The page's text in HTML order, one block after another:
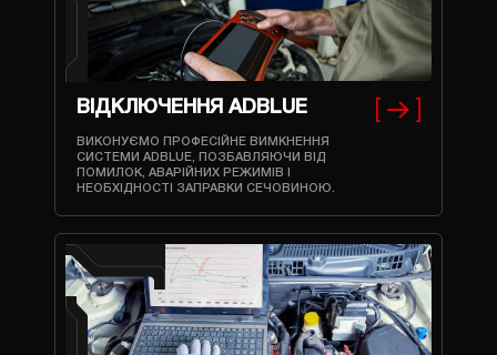
ВІДКЛЮЧЕННЯ ADBLUE
ВИКОНУЄМО ПРОФЕСІЙНЕ ВИМКНЕННЯ
СИСТЕМИ ADBLUE, ПОЗБАВЛЯЮЧИ ВІД
ПОМИЛОК, АВАРІЙНИХ РЕЖИМІВ І
НЕОБХІДНОСТІ ЗАПРАВКИ СЕЧОВИНОЮ.